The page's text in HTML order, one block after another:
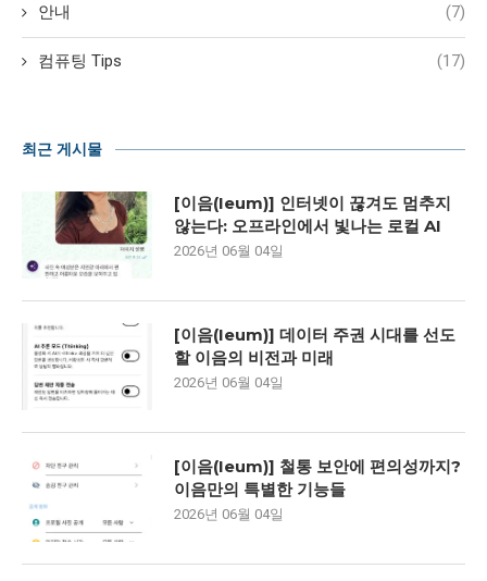
안내 (7)
컴퓨팅 Tips (17)
최근 게시물
[이음(Ieum)] 인터넷이 끊겨도 멈추지
않는다: 오프라인에서 빛나는 로컬 AI
2026년 06월 04일
[이음(Ieum)] 데이터 주권 시대를 선도
할 이음의 비전과 미래
2026년 06월 04일
[이음(Ieum)] 철통 보안에 편의성까지?
이음만의 특별한 기능들
2026년 06월 04일